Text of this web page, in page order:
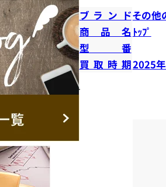
ブランドその他
商品名 ﾄｯﾌﾟ
型番
買取時期2025